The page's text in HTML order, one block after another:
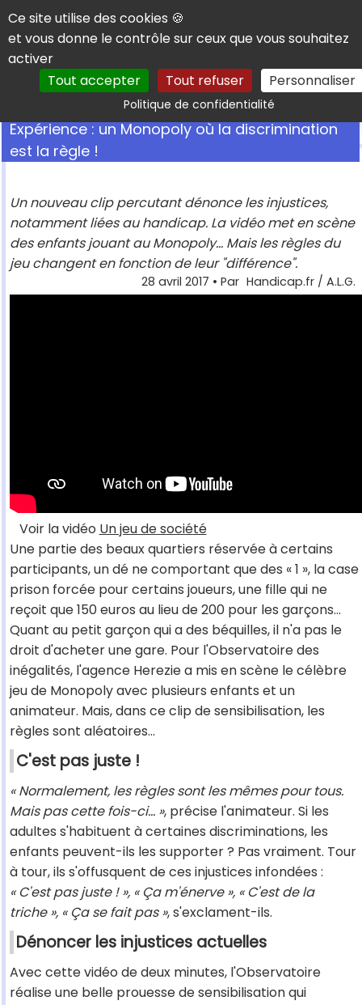
Panneau de gestion des cookies
Ce site utilise des cookies 🍪
et vous donne le contrôle sur ceux que vous souhaitez
activer
Tout accepter
Tout refuser Personnaliser
Politique de confidentialitéRechercher
Expérience : un Monopoly où la discrimination
est la règle !
Un nouveau clip percutant dénonce les injustices,
notamment liées au handicap. La vidéo met en scène
des enfants jouant au Monopoly... Mais les règles du
jeu changent en fonction de leur "différence".
28 avril 2017 • Par Handicap.fr / A.L.G.
Voir la vidéo Un jeu de société
Une partie des beaux quartiers réservée à certains
participants, un dé ne comportant que des « 1 », la case
prison forcée pour certains joueurs, une fille qui ne
reçoit que 150 euros au lieu de 200 pour les garçons…
Quant au petit garçon qui a des béquilles, il n'a pas le
droit d'acheter une gare. Pour l'Observatoire des
inégalités, l'agence Herezie a mis en scène le célèbre
jeu de Monopoly avec plusieurs enfants et un
animateur. Mais, dans ce clip de sensibilisation, les
règles sont aléatoires…
C'est pas juste !
« Normalement, les règles sont les mêmes pour tous.
Mais pas cette fois-ci… », précise l'animateur. Si les
adultes s'habituent à certaines discriminations, les
enfants peuvent-ils les supporter ? Pas vraiment. Tour
à tour, ils s'offusquent de ces injustices infondées :
« C'est pas juste ! », « Ça m'énerve », « C'est de la
triche », « Ça se fait pas », s'exclament-ils.
Dénoncer les injustices actuelles
Avec cette vidéo de deux minutes, l'Observatoire
réalise une belle prouesse de sensibilisation qui